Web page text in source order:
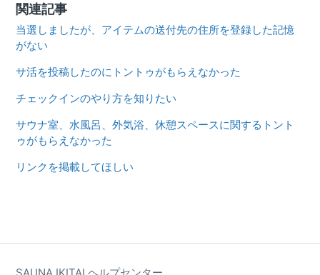
関連記事
当選しましたが、アイテムの送付先の住所を登録した記憶
がない
サ活を投稿したのにトントゥがもらえなかった
チェックインのやり方を知りたい
サウナ室、水風呂、外気浴、休憩スペースに関するトント
ゥがもらえなかった
リンクを掲載してほしい
SAUNA IKITAI ヘルプセンター